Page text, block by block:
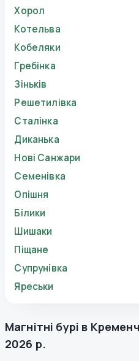
Хорол
Котельва
Кобеляки
Гребінка
Зіньків
Решетилівка
Сталінка
Диканька
Нові Санжари
Семенівка
Опішня
Білики
Шишаки
Піщане
Супрунівка
Яреськи
Магнітні бурі в
2026 р.